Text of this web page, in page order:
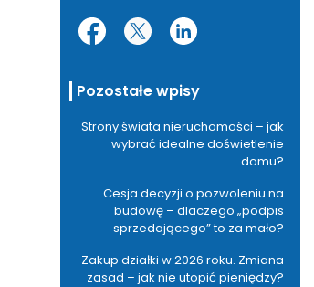
Pozostałe wpisy
Strony świata nieruchomości – jak
wybrać idealne doświetlenie
domu?
Cesja decyzji o pozwoleniu na
budowę – dlaczego „podpis
sprzedającego” to za mało?
Zakup działki w 2026 roku. Zmiana
zasad – jak nie utopić pieniędzy?